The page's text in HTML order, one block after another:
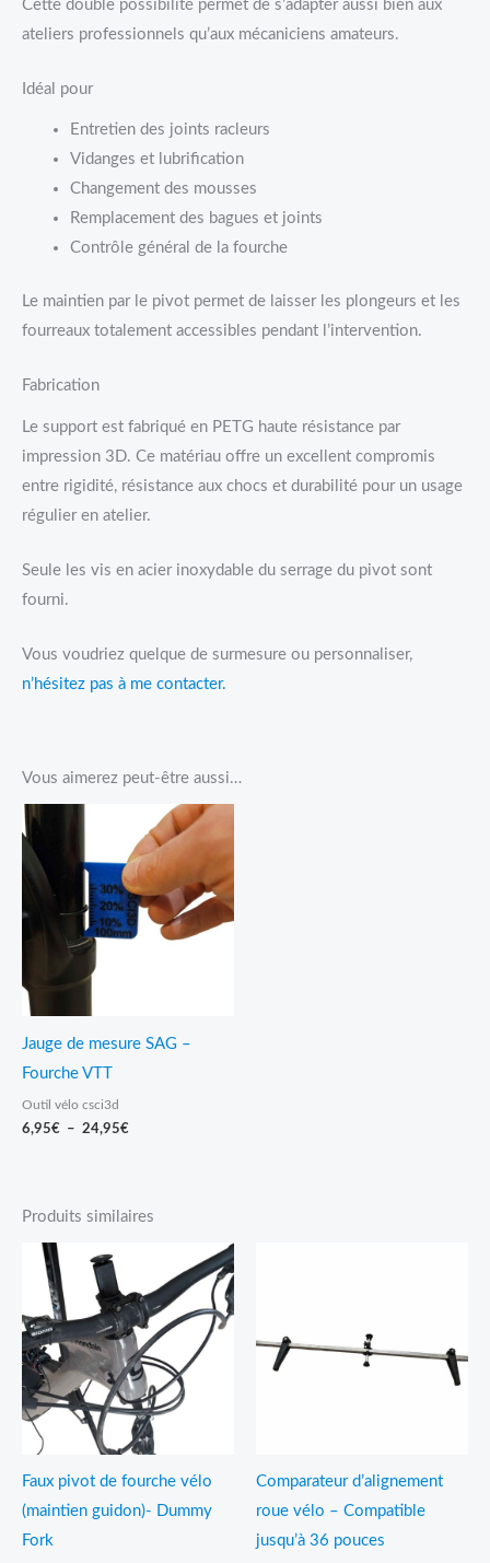
Cette double possibilité permet de s’adapter aussi bien aux
ateliers professionnels qu’aux mécaniciens amateurs.
Idéal pour
Entretien des joints racleurs
Vidanges et lubrification
Changement des mousses
Remplacement des bagues et joints
Contrôle général de la fourche
Le maintien par le pivot permet de laisser les plongeurs et les
fourreaux totalement accessibles pendant l’intervention.
Fabrication
Le support est fabriqué en PETG haute résistance par
impression 3D. Ce matériau offre un excellent compromis
entre rigidité, résistance aux chocs et durabilité pour un usage
régulier en atelier.
Seule les vis en acier inoxydable du serrage du pivot sont
fourni.
Vous voudriez quelque de surmesure ou personnaliser,
n’hésitez pas à me contacter.
Vous aimerez peut-être aussi…
Jauge de mesure SAG –
Fourche VTT
Outil vélo csci3d
6,95€ – 24,95€
prix :
6,95€
à
24,95€
Produits similaires
Faux pivot de fourche vélo
(maintien guidon)- Dummy
Fork
Comparateur d’alignement
roue vélo – Compatible
jusqu’à 36 pouces